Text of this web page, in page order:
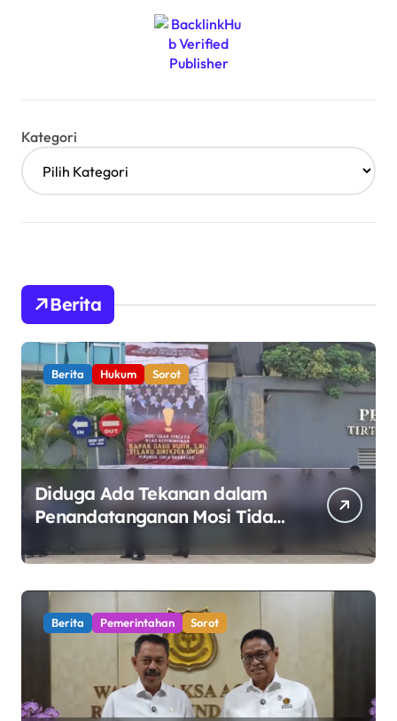
Kategori
Berita
Berita Hukum Sorot
Diduga Ada Tekanan dalam
Penandatanganan Mosi Tidak
Polemik Perumda Tirta
Bhagasasi Diusut Objektif
Berita Pemerintahan Sorot